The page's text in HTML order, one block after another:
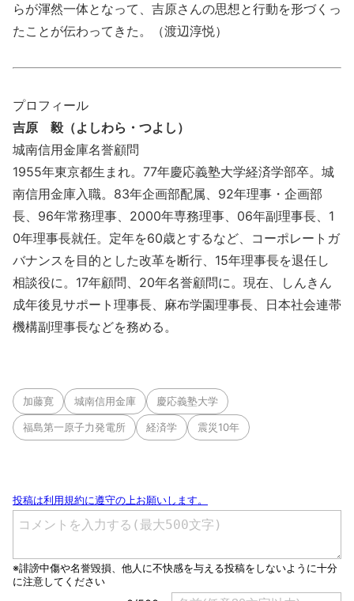
らが渾然一体となって、吉原さんの思想と行動を形づくっ
たことが伝わってきた。（渡辺淳悦）
プロフィール
吉原 毅（よしわら・つよし）
城南信用金庫名誉顧問
1955年東京都生まれ。77年慶応義塾大学経済学部卒。城
南信用金庫入職。83年企画部配属、92年理事・企画部
長、96年常務理事、2000年専務理事、06年副理事長、1
0年理事長就任。定年を60歳とするなど、コーポレートガ
バナンスを目的とした改革を断行、15年理事長を退任し
相談役に。17年顧問、20年名誉顧問に。現在、しんきん
成年後見サポート理事長、麻布学園理事長、日本社会連帯
機構副理事長などを務める。
加藤寛 城南信用金庫 慶応義塾大学
福島第一原子力発電所 経済学 震災10年